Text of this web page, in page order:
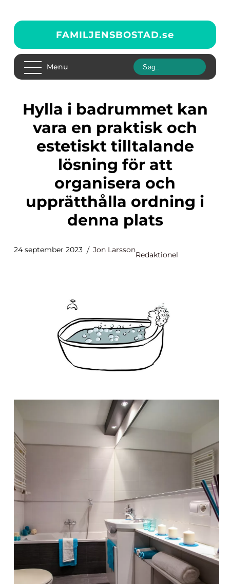
FAMILJENSBOSTAD.se
Menu
Hylla i badrummet kan
vara en praktisk och
estetiskt tilltalande
lösning för att
organisera och
upprätthålla ordning i
denna plats
24 september 2023 Jon Larsson
Redaktionel